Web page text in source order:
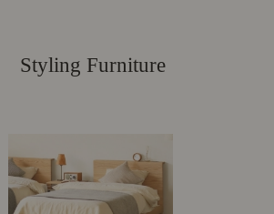
Styling Furniture